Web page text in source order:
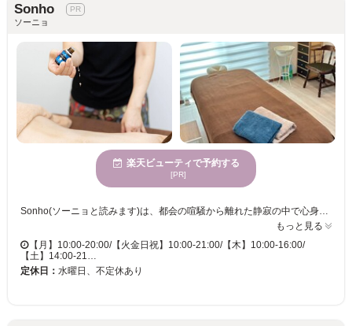
Sonho
ソーニョ
楽天ビューティで予約する
[PR]
もっと見る
【月】10:00-20:00/【火金日祝】10:00-21:00/【木】10:00-16:00/
【土】14:00-21…
定休日： 水曜日、不定休あり